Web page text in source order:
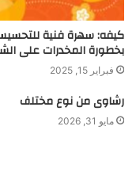
كيفه: سهرة فنية
بخطورة المخدرات على
فبراير 15, 2025
رشاوى من نوع مختلف
مايو 31, 2026